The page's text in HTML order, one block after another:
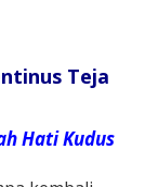
Teja
Hati Kudus